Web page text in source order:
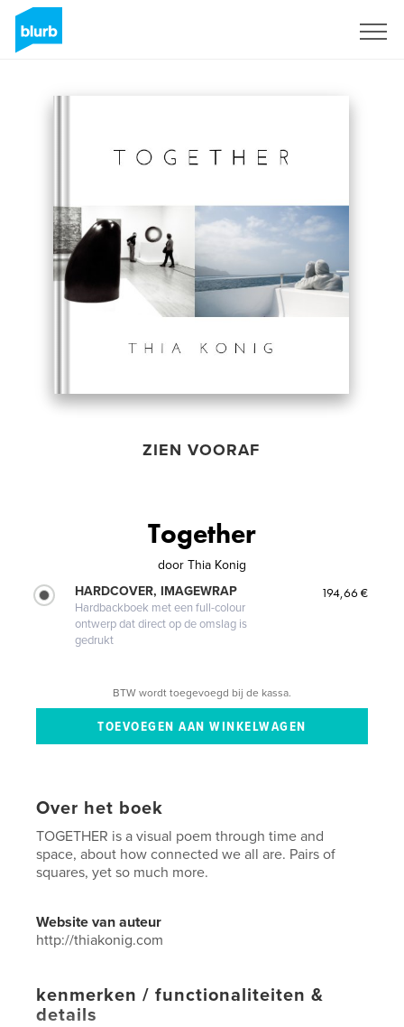
ZIEN VOORAF
Together
door Thia Konig
HARDCOVER, IMAGEWRAP
Hardbackboek met een full-colour
ontwerp dat direct op de omslag is
gedrukt
194,66 €
BTW wordt toegevoegd bij de kassa.
Over het boek
TOGETHER is a visual poem through time and
space, about how connected we all are. Pairs of
squares, yet so much more.
Website van auteur
http://thiakonig.com
kenmerken / functionaliteiten &
details